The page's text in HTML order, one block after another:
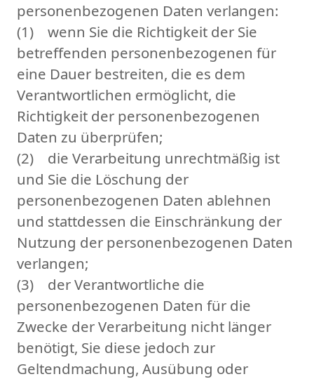
personenbezogenen Daten verlangen:
(1) wenn Sie die Richtigkeit der Sie
betreffenden personenbezogenen für
eine Dauer bestreiten, die es dem
Verantwortlichen ermöglicht, die
Richtigkeit der personenbezogenen
Daten zu überprüfen;
(2) die Verarbeitung unrechtmäßig ist
und Sie die Löschung der
personenbezogenen Daten ablehnen
und stattdessen die Einschränkung der
Nutzung der personenbezogenen Daten
verlangen;
(3) der Verantwortliche die
personenbezogenen Daten für die
Zwecke der Verarbeitung nicht länger
benötigt, Sie diese jedoch zur
Geltendmachung, Ausübung oder